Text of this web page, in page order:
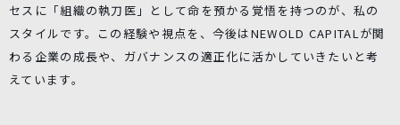
セスに「組織の執刀医」として命を預かる覚悟を持つのが、私の
スタイルです。この経験や視点を、今後はNEWOLD CAPITALが関
わる企業の成長や、ガバナンスの適正化に活かしていきたいと考
えています。